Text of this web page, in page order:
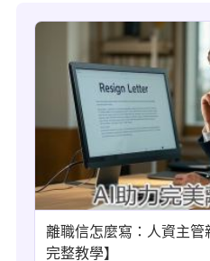
離職信怎麼寫：人資主
完整教學】